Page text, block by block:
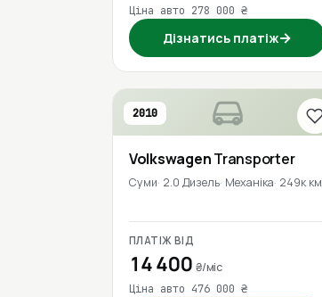
Ціна авто 278 000 ₴
Дізнатись платіж→
2010
VolkswagenTransporter
Суми 2.0 Дизель Механіка 249к км
ПЛАТІЖ ВІД
14 400 ₴/міс
Ціна авто 476 000 ₴